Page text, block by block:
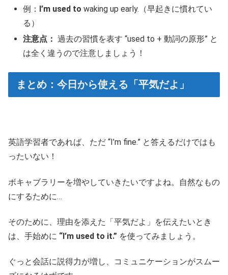
例： I’m used to waking up early.（早起きに慣れてい
る）
注意点： 過去の習慣を表す “used to + 動詞の原形” と
は全く違うので注意しましょう！
まとめ：今日から使える「平気だよ」
英語学習者であれば、ただ “I’m fine.” と答えるだけではも
ったいない！
ボキャブラリーを増やしていきたいですよね。自然なもの
にするために…
そのために、理由を添えた「平気だよ」を伝えたいとき
は、手始めに “I’m used to it.” を使ってみましょう。
ぐっと会話に説得力が増し、コミュニケーションがスムー